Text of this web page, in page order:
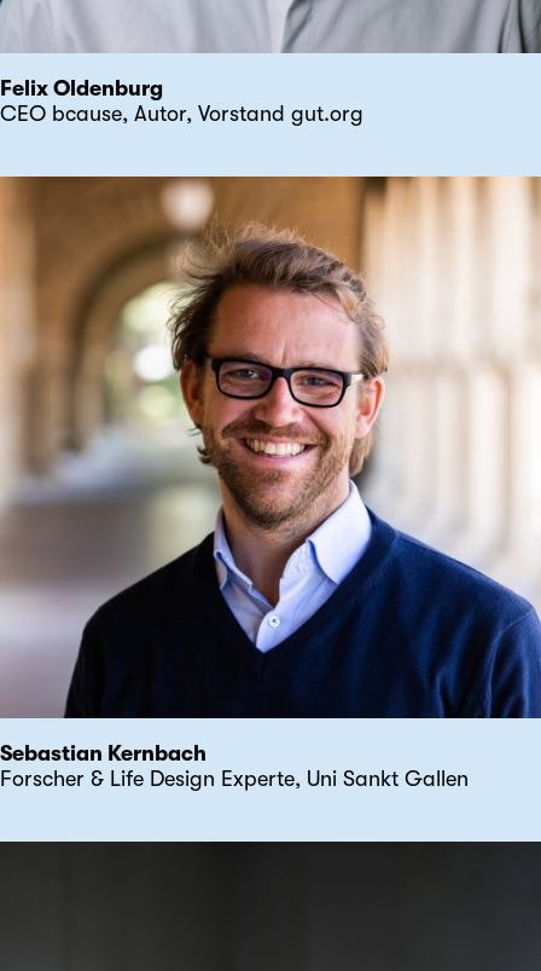
Felix Oldenburg
CEO bcause, Autor, Vorstand gut.org
Sebastian Kernbach
Forscher & Life Design Experte, Uni Sankt Gallen